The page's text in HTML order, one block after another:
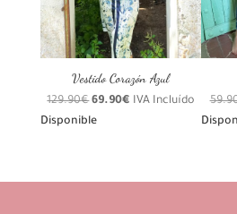
Vestido Corazón Azul
129.90€El
precio
129.90€.
69.90€ El
69.90€.
IVA Incluído
Disponible